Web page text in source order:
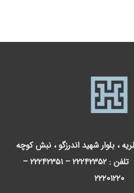
، بلوار شهید اندرزگو ، نبش کوچه
حسینی ، پلاک ۳۸ تلفن : ۲۲۲۴۲۳۵۲ – ۲۲۲۴۲۳۵۱ –
۲۲۲۰۱۲۲۰